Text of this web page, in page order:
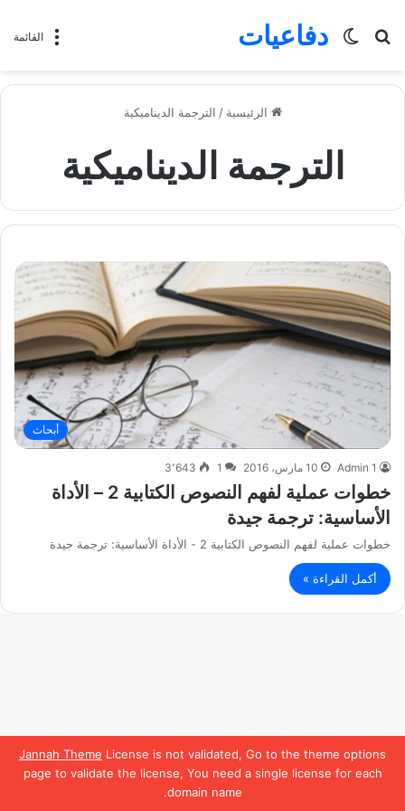
Jannah Theme License is not validated, Go to the theme options
page to validate the license, You need a single license for each
domain name.
القائمة دفاعيات
بحث
الوضع
الرئيسية / الترجمة الديناميكية
الترجمة الديناميكية
أبحاث
Admin 1 10 مارس، 2016 1 3٬643
خطوات عملية لفهم النصوص الكتابية 2 – الأداة
الأساسية: ترجمة جيدة
خطوات عملية لفهم النصوص الكتابية 2 - الأداة الأساسية: ترجمة جيدة
أكمل القراءة »